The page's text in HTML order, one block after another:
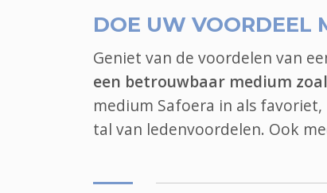
DOE UW VOORDEEL
Geniet van de voordelen van
een betrouwbaar medium
medium Safoera in als
tal van ledenvoordelen. Ook